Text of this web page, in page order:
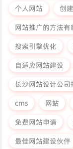
个人网站
创
网站推广的方法有
搜索引擎优化
自适应网站建设
长沙网站设计公司
cms
网站
免费网站申请
最佳网站建设伙伴